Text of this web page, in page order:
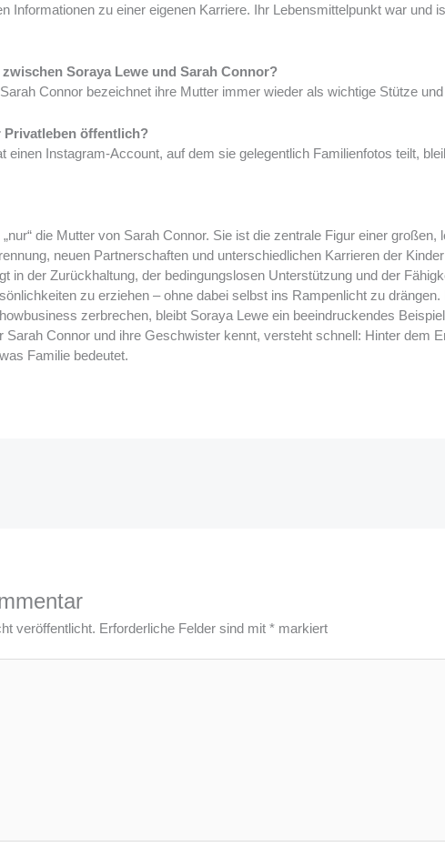
Informationen zu einer eigenen Karriere. Ihr Lebensmittelpunkt war und
Soraya Lewe und Sarah Connor?
Connor bezeichnet ihre Mutter immer wieder als wichtige Stütze und
Privatleben öffentlich?
einen Instagram-Account, auf dem sie gelegentlich Familienfotos teilt,
die Mutter von Sarah Connor. Sie ist die zentrale Figur einer großen,
neuen Partnerschaften und unterschiedlichen Karrieren der Kinder
in der Zurückhaltung, der bedingungslosen Unterstützung und der
zu erziehen – ohne dabei selbst ins Rampenlicht zu drängen.
zerbrechen, bleibt Soraya Lewe ein beeindruckendes
Sarah Connor und ihre Geschwister kennt, versteht schnell: Hinter dem
Familie bedeutet.
veröffentlicht. Erforderliche Felder sind mit* markiert